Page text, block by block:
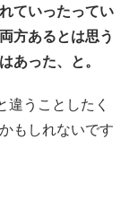
ていったってい
方あるとは思う
あった、と。
違うことしたく
もしれないです